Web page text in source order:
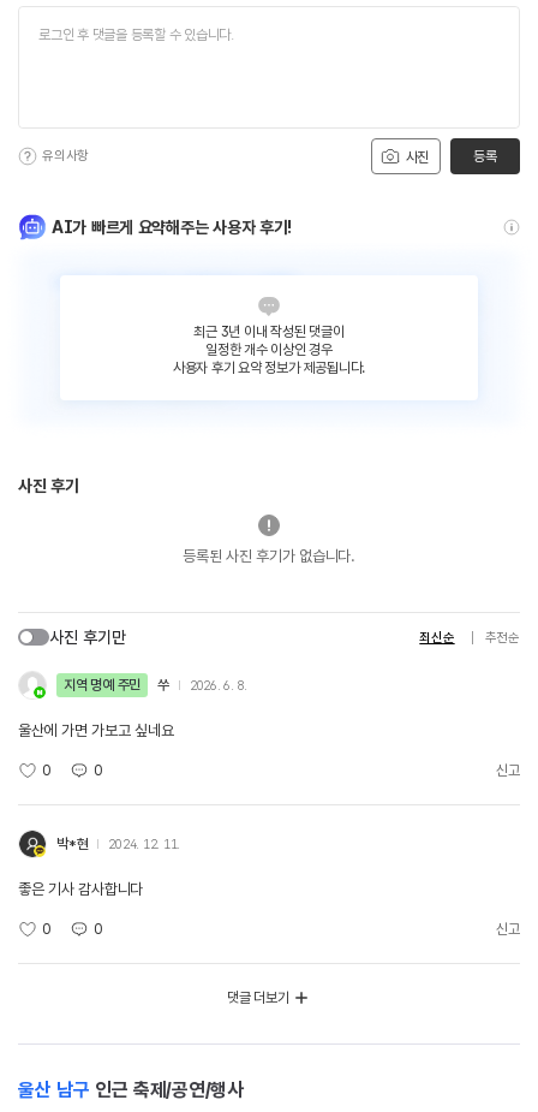
사진
유의사항 등록
AI가 빠르게 요약해주는 사용자 후기!
최근 3년 이내 작성된 댓글이
일정한 개수 이상인 경우
사용자 후기 요약 정보가 제공됩니다.
사진 후기
등록된 사진 후기가 없습니다.
사진 후기만 최신순 추천순
지역 명예 주민 쑤 2026. 6. 8.
울산에 가면 가보고 싶네요
0 0 신고
박*현 2024. 12. 11.
좋은 기사 감사합니다
0 0 신고
댓글 더보기
울산 남구 인근 축제/공연/행사